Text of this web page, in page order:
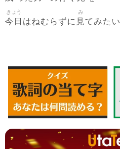
今日
きょう
はねむらずに 見
み
てみたい